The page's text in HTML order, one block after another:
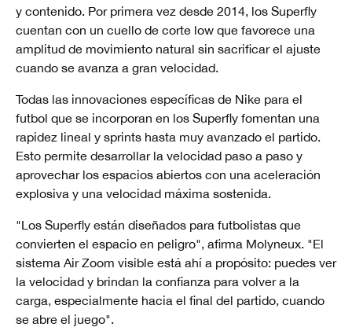
y contenido. Por primera vez desde 2014, los Superfly
cuentan con un cuello de corte low que favorece una
amplitud de movimiento natural sin sacrificar el ajuste
cuando se avanza a gran velocidad.
Todas las innovaciones específicas de Nike para el
futbol que se incorporan en los Superfly fomentan una
rapidez lineal y sprints hasta muy avanzado el partido.
Esto permite desarrollar la velocidad paso a paso y
aprovechar los espacios abiertos con una aceleración
explosiva y una velocidad máxima sostenida.
"Los Superfly están diseñados para futbolistas que
convierten el espacio en peligro", afirma Molyneux. "El
sistema Air Zoom visible está ahí a propósito: puedes ver
la velocidad y brindan la confianza para volver a la
carga, especialmente hacia el final del partido, cuando
se abre el juego".